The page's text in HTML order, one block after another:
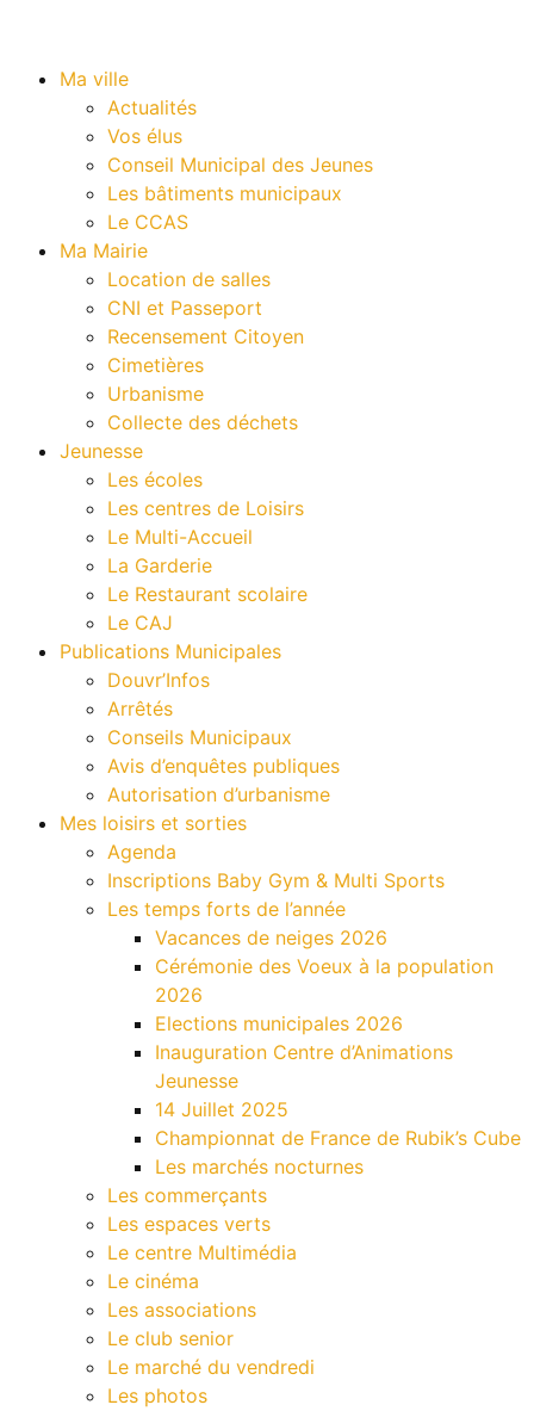
Ma ville
Actualités
Vos élus
Conseil Municipal des Jeunes
Les bâtiments municipaux
Le CCAS
Ma Mairie
Location de salles
CNI et Passeport
Recensement Citoyen
Cimetières
Urbanisme
Collecte des déchets
Jeunesse
Les écoles
Les centres de Loisirs
Le Multi-Accueil
La Garderie
Le Restaurant scolaire
Le CAJ
Publications Municipales
Douvr’Infos
Arrêtés
Conseils Municipaux
Avis d’enquêtes publiques
Autorisation d’urbanisme
Mes loisirs et sorties
Agenda
Inscriptions Baby Gym & Multi Sports
Les temps forts de l’année
Vacances de neiges 2026
Cérémonie des Voeux à la population
2026
Elections municipales 2026
Inauguration Centre d’Animations
Jeunesse
14 Juillet 2025
Championnat de France de Rubik’s Cube
Les marchés nocturnes
Les commerçants
Les espaces verts
Le centre Multimédia
Le cinéma
Les associations
Le club senior
Le marché du vendredi
Les photos